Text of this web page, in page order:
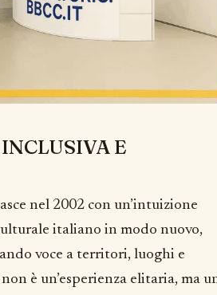
E
nel 2002 con un’intuizione
italiano in modo nuovo,
voce a territori, luoghi e
è un’esperienza elitaria, ma